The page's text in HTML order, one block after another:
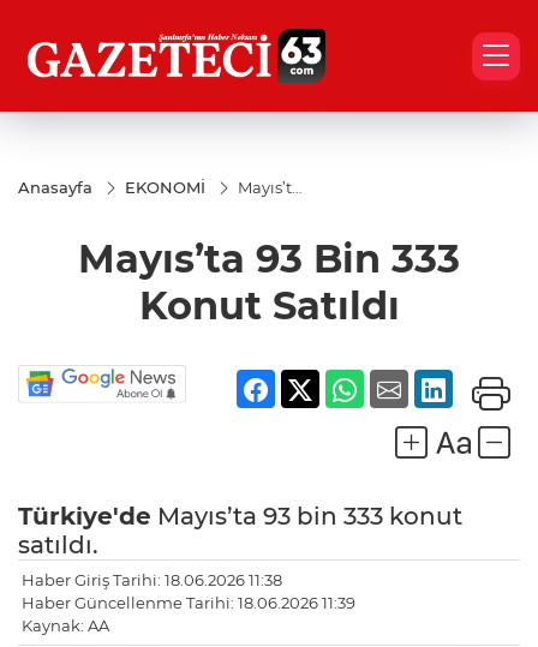
Anasayfa EKONOMİ
Mayıs’ta
Konut
Satıldı
Mayıs’ta 93 Bin 333
Konut Satıldı
Türkiye'de Mayıs’ta 93 bin 333 konut
satıldı.
Haber Giriş Tarihi: 18.06.2026 11:38
Haber Güncellenme Tarihi: 18.06.2026 11:39
Kaynak: AA